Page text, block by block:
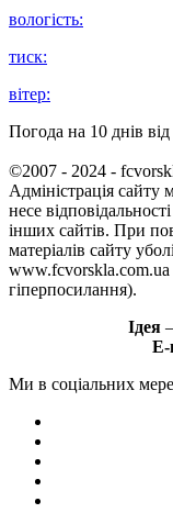
вологість:
тиск:
вітер:
Погода на 10 днів від
©2007 - 2024 -
Адміністрація сайту
несе
інших сайтів. При
матеріалів сайту
www.fcvorskla.com.ua
гіперпосилання).
Ідея –
E-
Ми в соціальних